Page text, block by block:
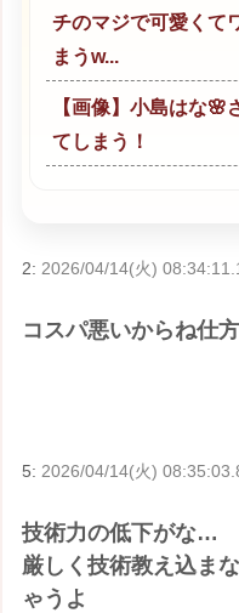
チのマジで可愛くて
まうw...
【画像】小島はな
てしまう！
2: 2026/04/14(火)
コスパ悪いからね仕
5: 2026/04/14(火)
技術力の低下がな…
厳しく技術教え込ま
ゃうよ